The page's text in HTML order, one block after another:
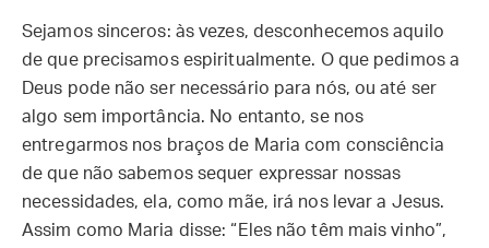
Sejamos sinceros: às vezes, desconhecemos aquilo
de que precisamos espiritualmente. O que pedimos a
Deus pode não ser necessário para nós, ou até ser
algo sem importância. No entanto, se nos
entregarmos nos braços de Maria com consciência
de que não sabemos sequer expressar nossas
necessidades, ela, como mãe, irá nos levar a Jesus.
Assim como Maria disse: “Eles não têm mais vinho”,